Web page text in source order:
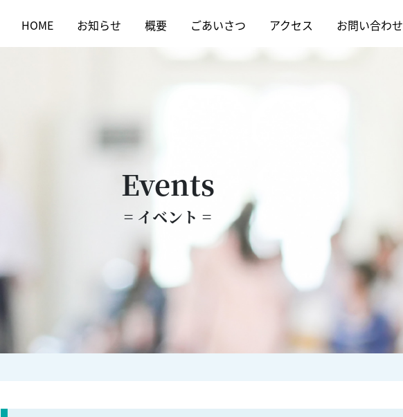
HOME お知らせ 概要 ごあいさつ アクセス お問い合わせ
Events
= イベント =